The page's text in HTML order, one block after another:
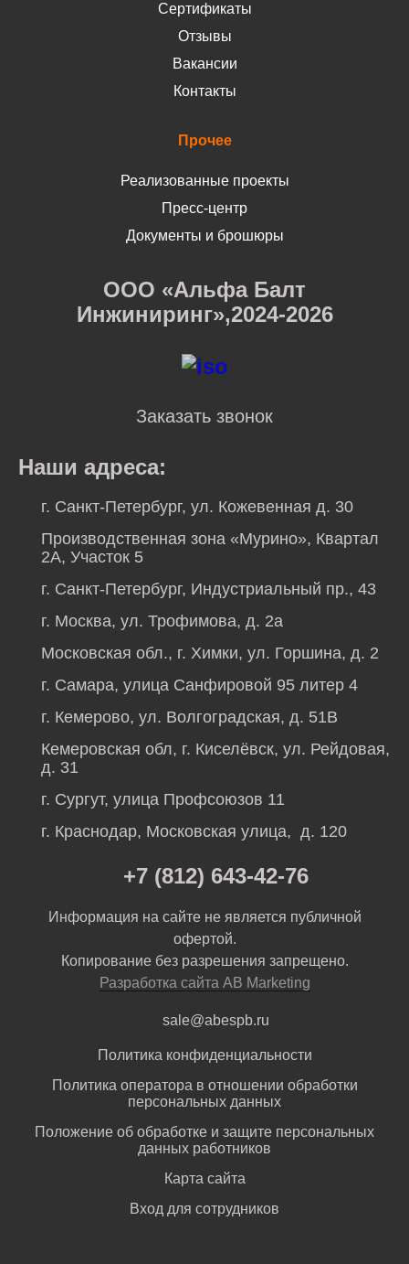
Сертификаты
Отзывы
Вакансии
Контакты
Прочее
Реализованные проекты
Пресс-центр
Документы и брошюры
ООО «Альфа Балт
Инжиниринг»,2024-2026
Заказать звонок
Наши адреса:
г. Санкт-Петербург, ул. Кожевенная д. 30
Производственная зона «Мурино», Квартал
2А, Участок 5
г. Санкт-Петербург, Индустриальный пр., 43
г. Москва, ул. Трофимова, д. 2а
Московская обл., г. Химки, ул. Горшина, д. 2
г. Самара, улица Санфировой 95 литер 4
г. Кемерово, ул. Волгоградская, д. 51В
Кемеровская обл, г. Киселёвск, ул. Рейдовая,
д. 31
г. Сургут, улица Профсоюзов 11
г. Краснодар, Московская улица, д. 120
+7 (812) 643-42-76
Информация на сайте не является публичной
офертой.
Копирование без разрешения запрещено.
Разработка сайта AB Marketing
sale@abespb.ru
Политика конфиденциальности
Политика оператора в отношении обработки
персональных данных
Положение об обработке и защите персональных
данных работников
Карта сайта
Вход для сотрудников